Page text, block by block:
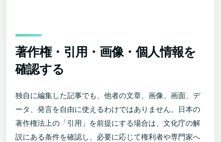
著作権・引用・画像・個人情報を
確認する
独自に編集した記事でも、他者の文章、画像、画面、デ
ータ、発言を自由に使えるわけではありません。日本の
著作権法上の「引用」を前提にする場合は、文化庁の解
説にある条件を確認し、必要に応じて権利者や専門家へ